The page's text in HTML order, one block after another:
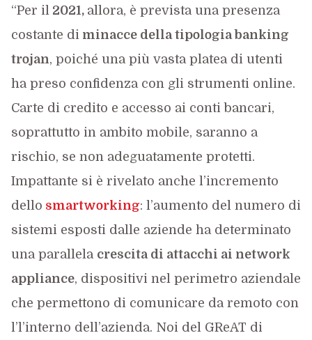
“Per il2021, allora, è prevista una presenza
costante di minacce della tipologia banking
trojan, poiché una più vasta platea di utenti
ha preso confidenza con gli strumenti online.
Carte di credito e accesso ai conti bancari,
soprattutto in ambito mobile, saranno a
rischio, se non adeguatamente protetti.
Impattante si è rivelato anche l’incremento
dello smartworking: l’aumento del numero di
sistemi esposti dalle aziende ha determinato
una parallela crescita di attacchi ai network
appliance, dispositivi nel perimetro aziendale
che permettono di comunicare da remoto con
l’l’interno dell’azienda. Noi del GReAT di